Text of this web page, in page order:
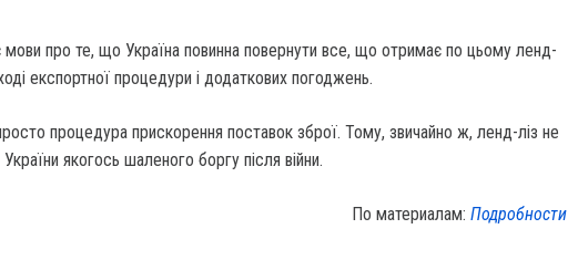
мови про те, що Україна повинна повернути все, що отримає по цьому ленд-
експортної процедури і додаткових погоджень.
процедура прискорення поставок зброї. Тому, звичайно ж, ленд-ліз не
якогось шаленого боргу після війни.
По материалам:Подробности